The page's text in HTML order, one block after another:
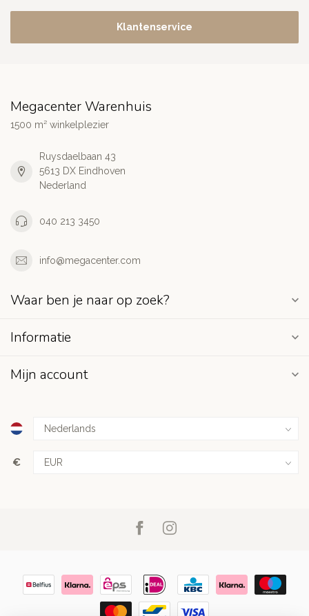
Klantenservice
Megacenter Warenhuis
1500 m² winkelplezier
Ruysdaelbaan 43
5613 DX Eindhoven
Nederland
040 213 3450
info@megacenter.com
Waar ben je naar op zoek?
Informatie
Mijn account
€